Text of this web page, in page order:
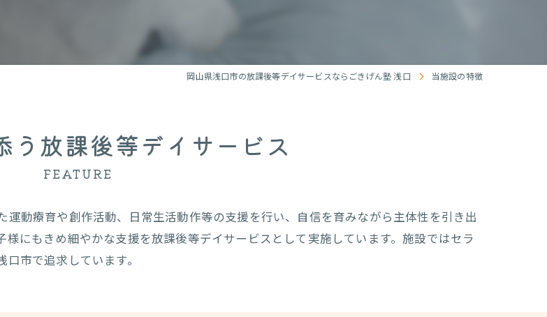
岡山県浅口市の放課後等デイサービスならごきげん塾 浅口 当施設の特徴
う放課後等デイサービス
FEATURE
動療育や創作活動、日常生活動作等の支援を行い、自信を育みながら主体性を引き出
にもきめ細やかな支援を放課後等デイサービスとして実施しています。施設ではセラ
市で追求しています。